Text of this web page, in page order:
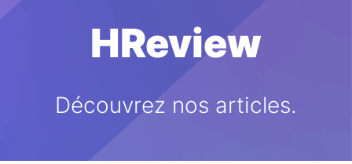
HReview
Découvrez nos articles.